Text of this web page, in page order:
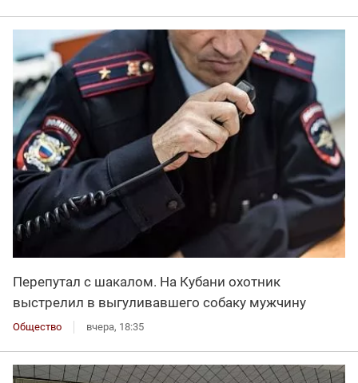
Перепутал с шакалом. На Кубани охотник
выстрелил в выгуливавшего собаку мужчину
Общество вчера, 18:35